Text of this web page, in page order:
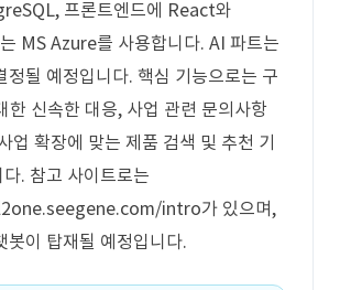
프론트엔드에 React와
MS Azure를 사용합니다. AI 파트는
정될 예정입니다. 핵심 기능으로는 구
한 신속한 대응, 사업 관련 문의사항
업 확장에 맞는 제품 검색 및 추천 기
. 참고 사이트로는
intro가 있으며,
봇이 탑재될 예정입니다.